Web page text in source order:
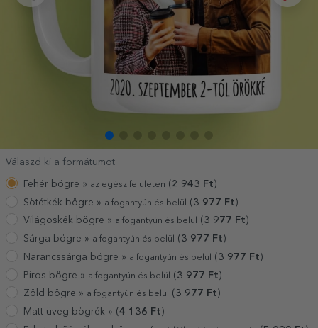
Válaszd ki a formátumot
Fehér bögre » az egész felületen ( 2 943 Ft )
Sötétkék bögre » a fogantyún és belül (3 977 Ft)
Világoskék bögre » a fogantyún és belül ( 3 977 Ft )
Sárga bögre » a fogantyún és belül ( 3 977 Ft )
Narancssárga bögre » a fogantyún és belül (3 977 Ft)
Piros bögre » a fogantyún és belül (3 977 Ft)
Zöld bögre » a fogantyún és belül ( 3 977 Ft )
Matt üveg bögrék » (4 136 Ft )